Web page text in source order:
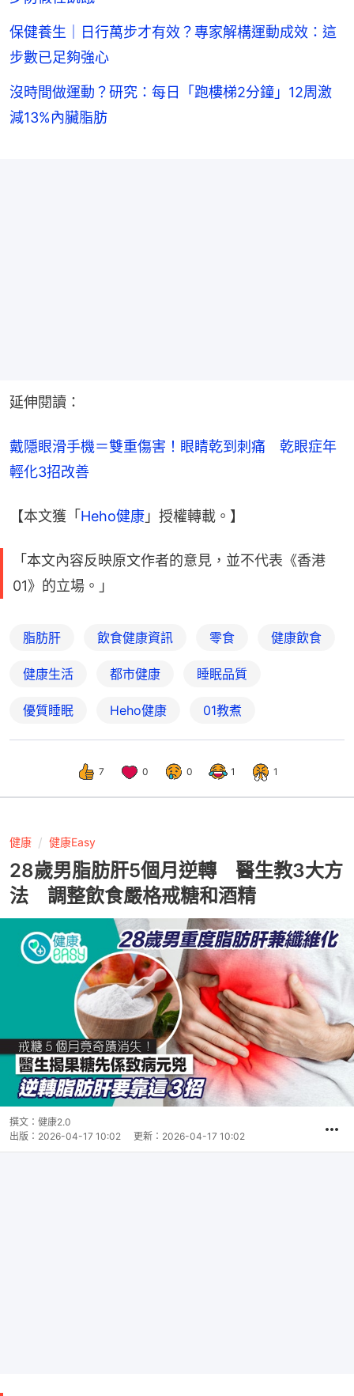
保健養生｜日行萬步才有效？專家解構運動成效：這
步數已足夠強心
沒時間做運動？研究：每日「跑樓梯2分鐘」12周激
減13%內臟脂肪
延伸閱讀：
戴隱眼滑手機＝雙重傷害！眼睛乾到刺痛　乾眼症年
輕化3招改善
【本文獲「Heho健康 」授權轉載。】
「本文內容反映原文作者的意見，並不代表《香港
01》的立場。」
脂肪肝 飲食健康資訊 零食 健康飲食
健康生活 都市健康 睡眠品質
優質睡眠 Heho健康 01教煮
7 0 0 1 1
健康 健康Easy
28歲男脂肪肝5個月逆轉 醫生教3大方
法 調整飲食嚴格戒糖和酒精
撰文： 健康2.0
出版： 2026-04-17 10:02 更新： 2026-04-17 10:02